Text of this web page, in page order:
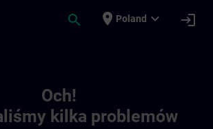
search place Poland expand_more login
Och!
kilka problemów